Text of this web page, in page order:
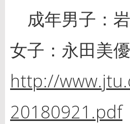
成年男子：
女子：永田美
http://
20180921.pdf